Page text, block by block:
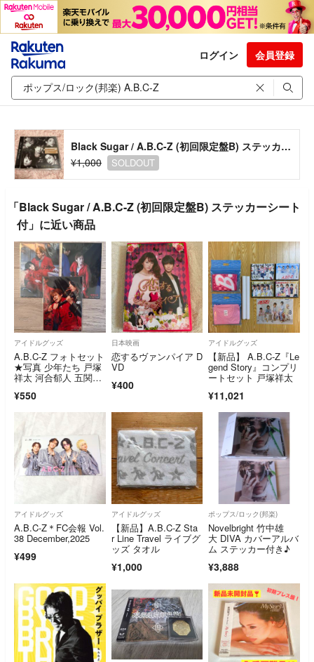
ログイン 会員登録
Black Sugar / A.B.C-Z (初回限定盤B) ステッカーシート付
¥1,000
SOLDOUT
「Black Sugar / A.B.C-Z (初回限定盤B) ステッカーシート
付」に近い商品
アイドルグッズ
A.B.C-Z フォトセット
★写真 少年たち 戸塚
祥太 河合郁人 五関晃
¥550
日本映画
恋するヴァンパイア D
VD
¥400
アイドルグッズ
【新品】 A.B.C-Z『Le
gend Story』コンプリ
ートセット 戸塚祥太
¥11,021
アイドルグッズ
A.B.C-Z＊FC会報 Vol.
38 December,2025
¥499
アイドルグッズ
【新品】A.B.C-Z Sta
r Line Travel ライブグ
ッズ タオル
¥1,000
ポップス/ロック(邦楽)
Novelbright 竹中雄
大 DIVA カバーアルバ
ム ステッカー付き♪
¥3,888